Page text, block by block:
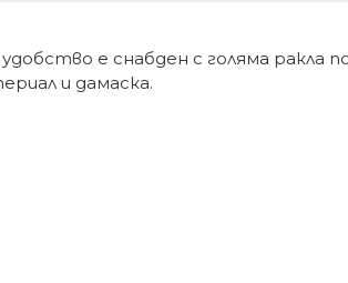
е снабден с голяма
и дамаска.